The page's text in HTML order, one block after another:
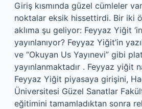
Giriş kısmında güzel cümleler
noktalar eksik hissettirdi. Bir iki
aklıma şu geliyor: Feyyaz Yiğit
yayınlanıyor? Feyyaz Yiğit’in
ve “Okuyan Us Yayınevi” gibi
yayınlanmaktadır . Feyyaz yiğit
Feyyaz Yiğit piyasaya girişini,
Üniversitesi Güzel Sanatlar
eğitimini tamamladıktan sonra